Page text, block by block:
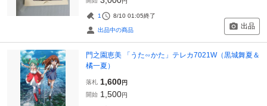
1 8/10 01:05終了
出品中の商品 出品
門之園恵美 「うた∽かた」テレカ7021W（黒城舞夏＆
橘一夏）
落札 1,600円
開始 1,500円